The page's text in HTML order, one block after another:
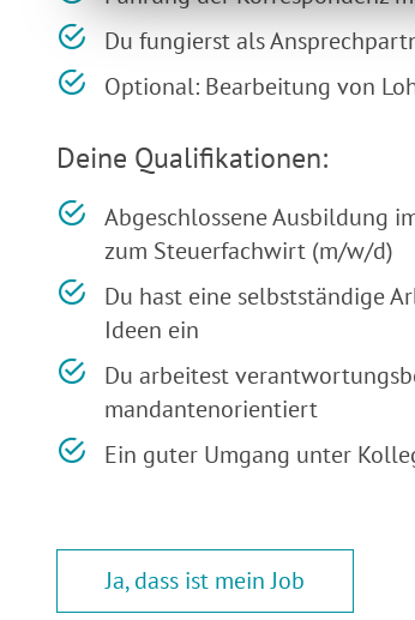
Du fungierst als
Optional: Bearbeitung von
Deine Qualifikationen:
Abgeschlossene Ausbildung
zum Steuerfachwirt (m/w/d)
Du hast eine selbstständige
Ideen ein
Du arbeitest
mandantenorientiert
Ein guter Umgang unter
Ja, dass ist mein Job